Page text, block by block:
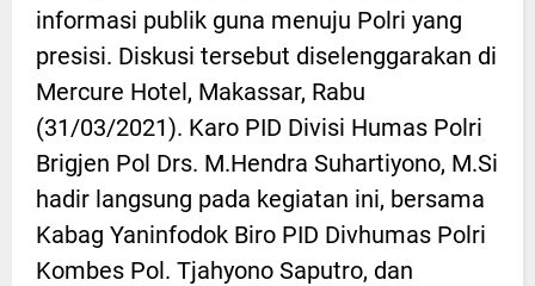
informasi publik guna menuju Polri yang
presisi. Diskusi tersebut diselenggarakan di
Mercure Hotel, Makassar, Rabu
(31/03/2021). Karo PID Divisi Humas Polri
Brigjen Pol Drs. M.Hendra Suhartiyono, M.Si
hadir langsung pada kegiatan ini, bersama
Kabag Yaninfodok Biro PID Divhumas Polri
Kombes Pol. Tjahyono Saputro, dan